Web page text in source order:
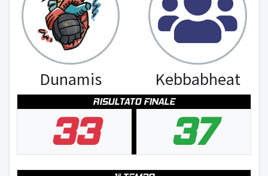
Dunamis Kebbabheat
RISULTATO FINALE
33 37